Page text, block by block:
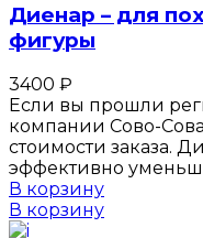
Диенар – для
фигуры
3400 ₽
Если вы прошли
компании Сово-
стоимости заказа.
эффективно
В корзину
В корзину